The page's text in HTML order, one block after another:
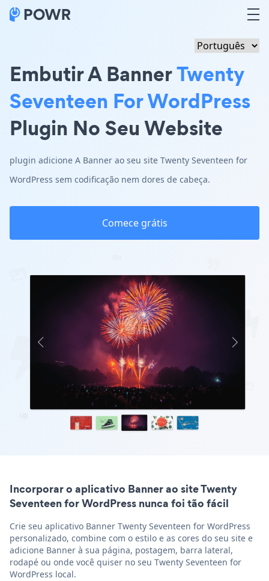
Embutir A BannerTwenty
Seventeen For WordPress
Plugin No Seu Website
plugin adicione A Banner ao seu site Twenty Seventeen for
WordPress sem codificação nem dores de cabeça.
Comece grátis
Incorporar o aplicativo Banner ao site Twenty
Seventeen for WordPress nunca foi tão fácil
Crie seu aplicativo Banner Twenty Seventeen for WordPress
personalizado, combine com o estilo e as cores do seu site e
adicione Banner à sua página, postagem, barra lateral,
rodapé ou onde você quiser no seu Twenty Seventeen for
WordPress local.